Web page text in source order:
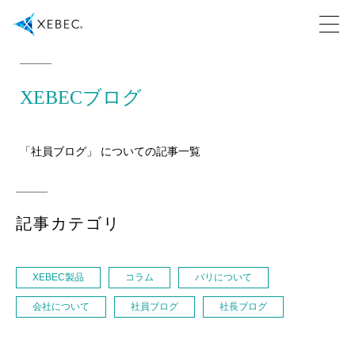
XEBECブログ
「社員ブログ」 についての記事一覧
記事カテゴリ
XEBEC製品 コラム バリについて
会社について 社員ブログ 社長ブログ